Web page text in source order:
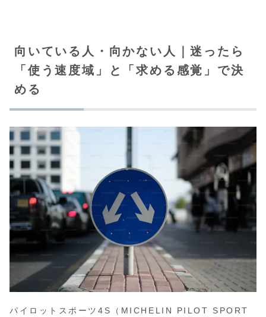
向いている人・向かない人｜迷ったら
「使う速度域」と「求める感覚」で決
める
パイロットスポーツ4S（MICHELIN PILOT SPORT